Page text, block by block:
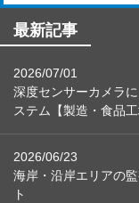
最新記事
2026/07/01
深度センサーカメラ
ステム【製造・食品工
2026/06/23
海岸・沿岸エリアの
ト